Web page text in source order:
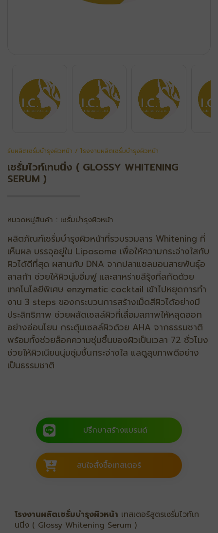
รับผลิตเซรั่มบำรุงผิวหน้า / โรงงานผลิตเซรั่มบำรุงผิวหน้า
เซรั่มไวท์เทนนิ่ง ( GLOSSY WHITENING
SERUM )
หมวดหมู่สินค้า : เซรั่มบำรุงผิวหน้า
ผลิตภัณฑ์เซรั่มบำรุงผิวหน้าที่รวบรวมสาร Whitening ที่
เห็นผล บรรจุอยู่ใน Liposome เพื่อให้ความกระจ่างใสกับ
ผิวได้ดีที่สุด ผสานกับ DNA จากปลาแซลมอนสายพันธุ์อ
ลาสก้า ช่วยให้ผิวนุ่มอิ่มฟู และสาหร่ายสีรุ้งที่สกัดด้วย
เทคโนโลยีพิเศษ enzymatic cocktail เข้าไปหยุดการทํา
งาน 3 steps ของกระบวนการสร้างเม็ดสีผิวได้อย่างมี
ประสิทธิภาพ ช่วยผลัดเซลล์ผิวที่เสื่อมสภาพให้หลุดออก
อย่างอ่อนโยน กระตุ้นเซลล์ผิวด้วย AHA จากธรรมชาติ
พร้อมทั้งช่วยล็อคความชุ่มชื้นของผิวเป็นเวลา 72 ชั่วโมง
ช่วยให้ผิวเนียนนุ่มชุ่มชื้นกระจ่างใส แลดูสุขภาพดีอย่าง
เป็นธรรมชาติ
ปรึกษาสร้างแบรนด์
สนใจสั่งซื้อเทสเตอร์
โรงงานผลิตเซรั่มบำรุงผิวหน้า เทสเตอร์สูตรเซรั่มไวท์เท
นนิ่ง ( Glossy Whitening Serum )